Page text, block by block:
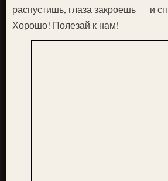
распустишь, глаза закроешь — и
Хорошо! Полезай к нам!